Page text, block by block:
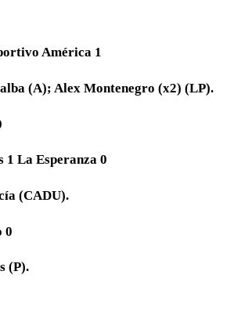
América 1
(A); Alex Montenegro (x2) (LP).
1 La Esperanza 0
(CADU).
0
(P).